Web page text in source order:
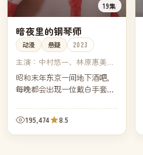
19集
暗夜里的钢琴师
动漫 悬疑 2023
主演： 中村悠一、林原惠美、
平田广明、山寺宏一
昭和末年东京一间地下酒吧，
每晚都会出现一位戴白手套的
的记者发现，每个消失的人最
后听到的都是同一首曲子。
195,474 8.5